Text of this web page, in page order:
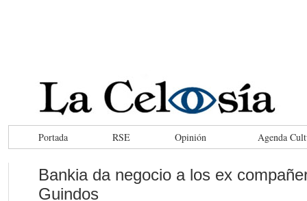
Portada RSE Opinión Agenda
Bankia da negocio a los ex
Guindos